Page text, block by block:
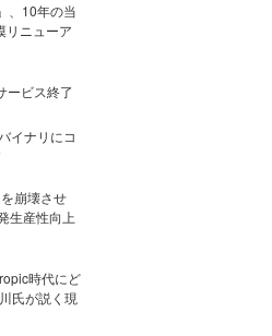
、10年の当
リニューア
ービス終了
イナリにコ
崩壊させ
生産性向上
時代にど
氏が説く現